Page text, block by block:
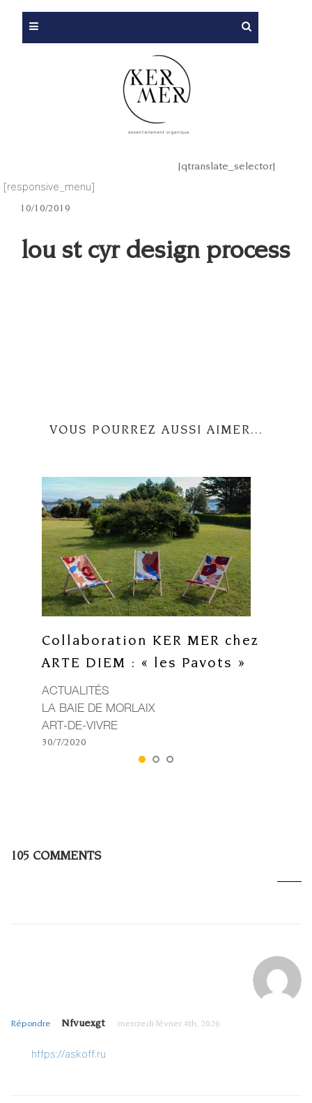
[qtranslate_selector]
[responsive_menu]
10/10/2019
lou st cyr design process
VOUS POURREZ AUSSI AIMER...
Collaboration KER MER chez
ARTE DIEM : « les Pavots »
ACTUALITÉS
ART-DE-VIVRE
LA BAIE DE MORLAIX
30/7/2020
105 COMMENTS
Nfvuexgt mercredi février 4th, 2026
Répondre
https://askoff.ru